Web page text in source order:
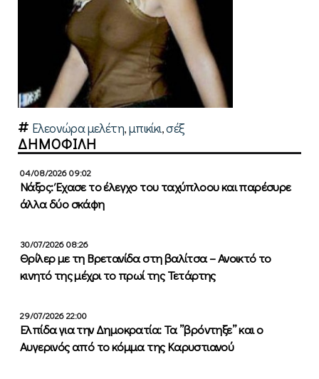
Ελεονώρα μελέτη,μπικίκι,σέξ
ΔΗΜΟΦΙΛΗ
04/08/2026 09:02
Νάξος: Έχασε το έλεγχο του ταχύπλοου και παρέσυρε
άλλα δύο σκάφη
30/07/2026 08:26
Θρίλερ με τη Βρετανίδα στη βαλίτσα – Ανοικτό το
κινητό της μέχρι το πρωί της Τετάρτης
29/07/2026 22:00
Ελπίδα για την Δημοκρατία: Τα ”βρόντηξε” και ο
Αυγερινός από το κόμμα της Καρυστιανού